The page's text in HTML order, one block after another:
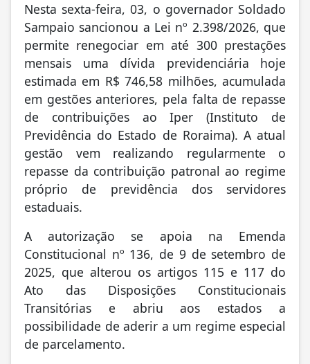
Nesta sexta-feira, 03, o governador Soldado
Sampaio sancionou a Lei nº 2.398/2026, que
permite renegociar em até 300 prestações
mensais uma dívida previdenciária hoje
estimada em R$ 746,58 milhões, acumulada
em gestões anteriores, pela falta de repasse
de contribuições ao Iper (Instituto de
Previdência do Estado de Roraima). A atual
gestão vem realizando regularmente o
repasse da contribuição patronal ao regime
próprio de previdência dos servidores
estaduais.
A autorização se apoia na Emenda
Constitucional nº 136, de 9 de setembro de
2025, que alterou os artigos 115 e 117 do
Ato das Disposições Constitucionais
Transitórias e abriu aos estados a
possibilidade de aderir a um regime especial
de parcelamento.